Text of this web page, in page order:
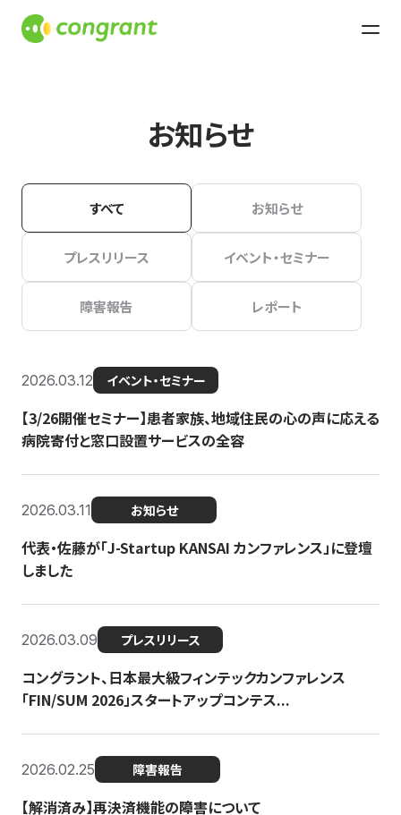
お知らせ
すべて お知らせ
プレスリリース イベント・セミナー
障害報告 レポート
2026.03.12 イベント・セミナー
【3/26開催セミナー】患者家族、地域住民の心の声に応える
病院寄付と窓口設置サービスの全容
2026.03.11 お知らせ
代表・佐藤が「J-Startup KANSAI カンファレンス」に登壇
しました
2026.03.09 プレスリリース
コングラント、日本最大級フィンテックカンファレンス
「FIN/SUM 2026」スタートアップコンテス...
2026.02.25 障害報告
【解消済み】再決済機能の障害について